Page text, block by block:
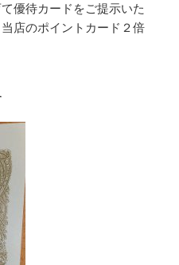
優待カードをご提示いた
店のポイントカード２倍